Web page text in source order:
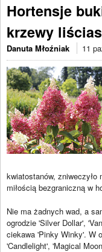
Hortensje
krzewy
Danuta Młoźniak 11
kwiatostanów,
miłością bezgraniczną w
Nie ma żadnych wad, a
ogrodzie 'Silver Dollar',
ciekawa 'Pinky Winky'. W
'Candlelight', 'Magical